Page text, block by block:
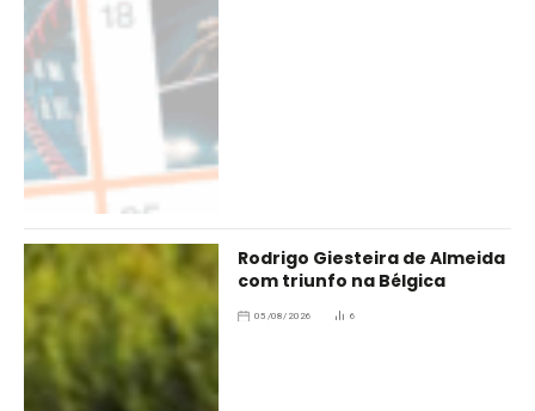
Rodrigo Giesteira de Almeida
com triunfo na Bélgica
05/08/2026 6